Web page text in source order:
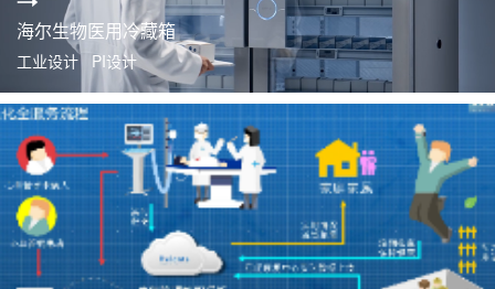
海尔生物医用冷藏箱
工业设计 PI设计